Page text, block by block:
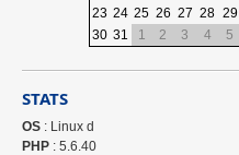
23 24 25 26 27 28 29
30 31 1 2 3 4 5
STATS
OS : Linux d
PHP : 5.6.40